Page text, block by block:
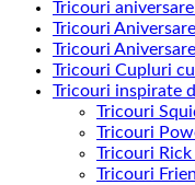
Tricouri
Tricouri
Tricouri
Tricouri Cupluri
Tricouri inspirate
Tricouri
Tricouri
Tricouri
Tricouri